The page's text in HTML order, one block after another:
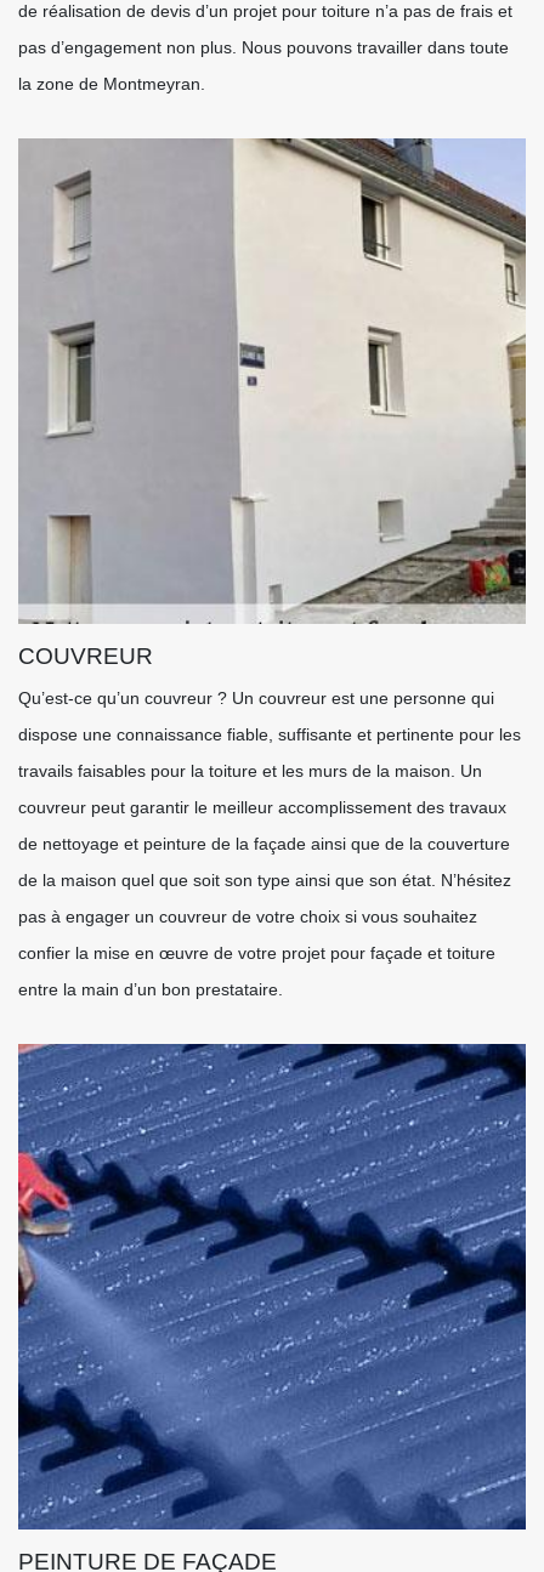
de réalisation de devis d’un projet pour toiture n’a pas de frais et
pas d’engagement non plus. Nous pouvons travailler dans toute
la zone de Montmeyran.
COUVREUR
Qu’est-ce qu’un couvreur ? Un couvreur est une personne qui
dispose une connaissance fiable, suffisante et pertinente pour les
travails faisables pour la toiture et les murs de la maison. Un
couvreur peut garantir le meilleur accomplissement des travaux
de nettoyage et peinture de la façade ainsi que de la couverture
de la maison quel que soit son type ainsi que son état. N’hésitez
pas à engager un couvreur de votre choix si vous souhaitez
confier la mise en œuvre de votre projet pour façade et toiture
entre la main d’un bon prestataire.
PEINTURE DE FAÇADE